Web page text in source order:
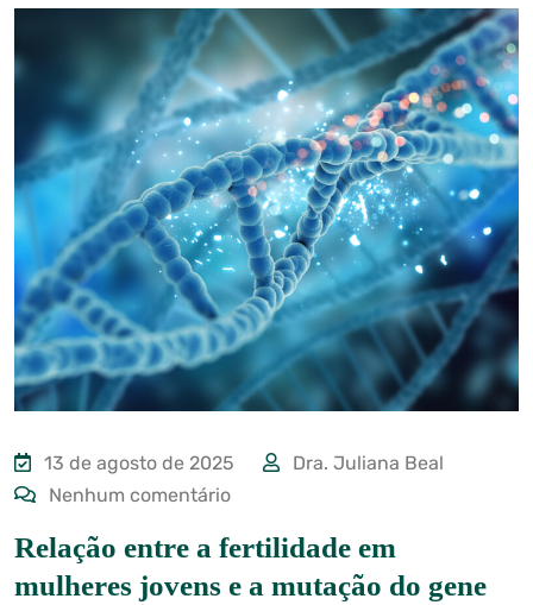
13 de agosto de 2025
Dra. Juliana Beal
Nenhum comentário
Relação entre a fertilidade em
mulheres jovens e a mutação do gene